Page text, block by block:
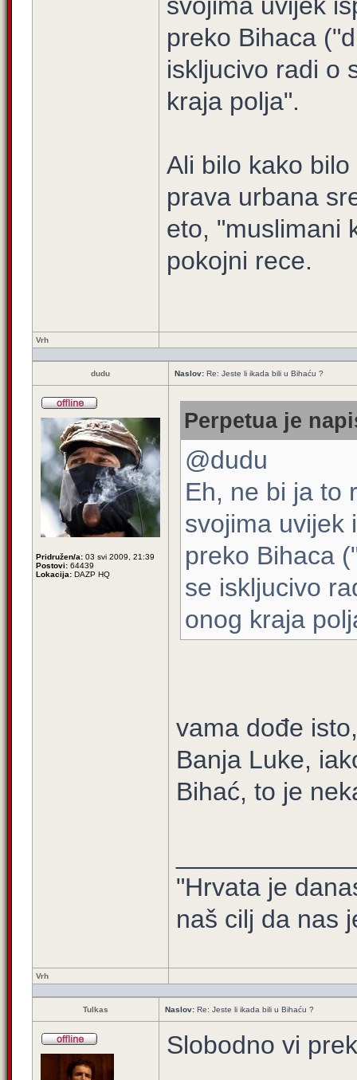
preko Bihaca
iskljucivo radi o
kraja polja".
Ali bilo kako
prava urbana
eto, "muslimani
pokojni rece.
Vrh
dudu Naslov: Re: Jeste li ikada bili u Bihaću ?
Pridružen/a: 03 svi 2009, 21:39
Postovi: 64439
Lokacija: DAZP HQ
Perpetua je
@dudu
Eh, ne bi ja to
svojima uvijek
preko Bihaca
se iskljucivo
onog kraja
vama dođe
Banja Luke,
Bihać, to je
"Hrvata je
naš cilj da nas
Vrh
Tulkas Naslov: Re: Jeste li ikada bili u Bihaću ?
Slobodno vi